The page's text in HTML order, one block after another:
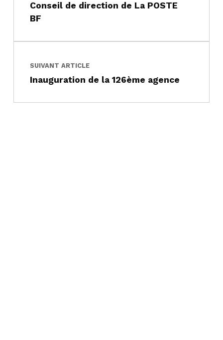
Conseil de direction de La POSTE
BF
SUIVANT ARTICLE
Inauguration de la 126ème agence